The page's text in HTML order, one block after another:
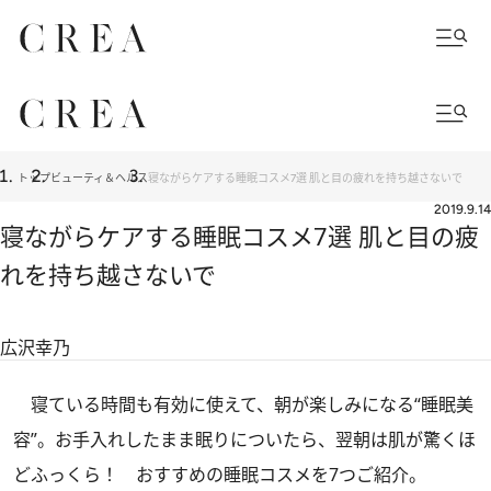
トップビューティ＆ヘルス寝ながらケアする睡眠コスメ7選 肌と目の疲れを持ち越さないで
2019.9.14
寝ながらケアする睡眠コスメ7選 肌と目の疲
れを持ち越さないで
広沢幸乃
寝ている時間も有効に使えて、朝が楽しみになる“睡眠美
容”。お手入れしたまま眠りについたら、翌朝は肌が驚くほ
どふっくら！ おすすめの睡眠コスメを7つご紹介。